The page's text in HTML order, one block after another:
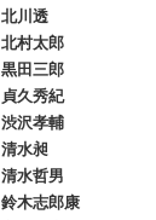
北川透
北村太郎
黒田三郎
貞久秀紀
渋沢孝輔
清水昶
清水哲男
鈴木志郎康